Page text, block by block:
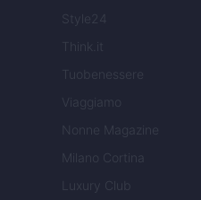
Style24
Think.it
Tuobenessere
Viaggiamo
Nonne Magazine
Milano Cortina
Luxury Club